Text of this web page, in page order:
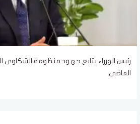
رئيس الوزراء يتابع جهود منظومة الشكاوى
الماضي